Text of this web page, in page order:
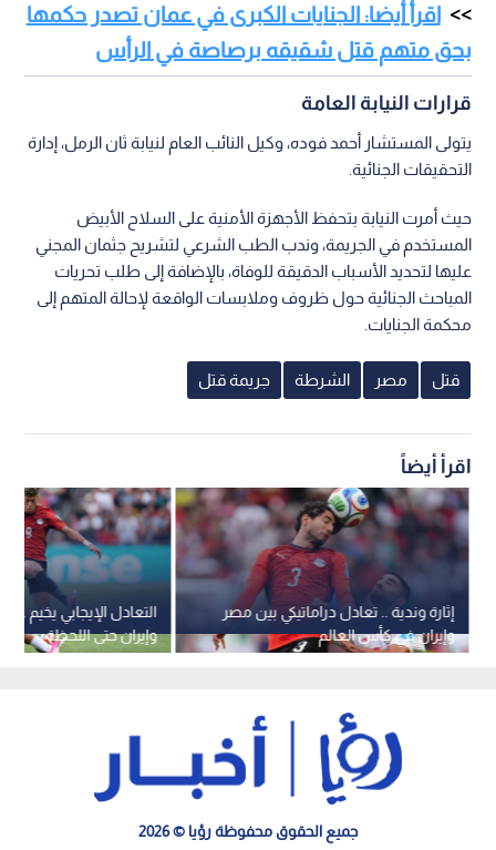
اقرأ أيضا: الجنايات الكبرى في عمان تصدر حكمها
بحق متهم قتل شقيقه برصاصة في الرأس
قرارات النيابة العامة
يتولى المستشار أحمد فوده، وكيل النائب العام لنيابة ثان الرمل، إدارة
التحقيقات الجنائية.
حيث أمرت النيابة بتحفظ الأجهزة الأمنية على السلاح الأبيض
المستخدم في الجريمة، وندب الطب الشرعي لتشريح جثمان المجني
عليها لتحديد الأسباب الدقيقة للوفاة، بالإضافة إلى طلب تحريات
المباحث الجنائية حول ظروف وملابسات الواقعة لإحالة المتهم إلى
محكمة الجنايات.
قتل مصر الشرطة جريمة قتل
اقرأ أيضاً
التعادل الإيجابي يخيم
وإيران حتى اللحظة
إثارة وندية .. تعادل دراماتيكي بين مصر
وإيران في كأس العالم
جميع الحقوق محفوظة رؤيا © 2026